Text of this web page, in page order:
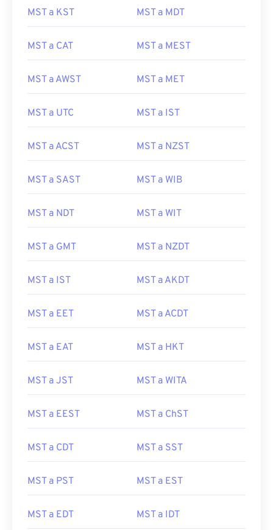
MST a KST MST a MDT
MST a CAT MST a MEST
MST a AWST MST a MET
MST a UTC MST a IST
MST a ACST MST a NZST
MST a SAST MST a WIB
MST a NDT MST a WIT
MST a GMT MST a NZDT
MST a IST MST a AKDT
MST a EET MST a ACDT
MST a EAT MST a HKT
MST a JST MST a WITA
MST a EEST MST a ChST
MST a CDT MST a SST
MST a PST MST a EST
MST a EDT MST a IDT